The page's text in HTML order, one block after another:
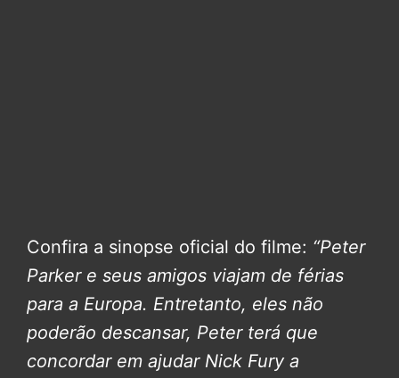
Confira a sinopse oficial do filme: “Peter
Parker e seus amigos viajam de férias
para a Europa. Entretanto, eles não
poderão descansar, Peter terá que
concordar em ajudar Nick Fury a